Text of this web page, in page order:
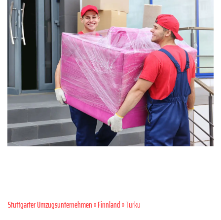
Stuttgarter Umzugsunternehmen»Finnland» Turku